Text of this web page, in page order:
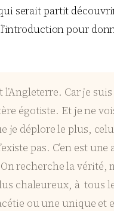
serait partit
pour
Car je
égotiste. Et je ne
déplore le plus,
pas. C’en est
recherche la
chaleureux, à tous
ou une unique et